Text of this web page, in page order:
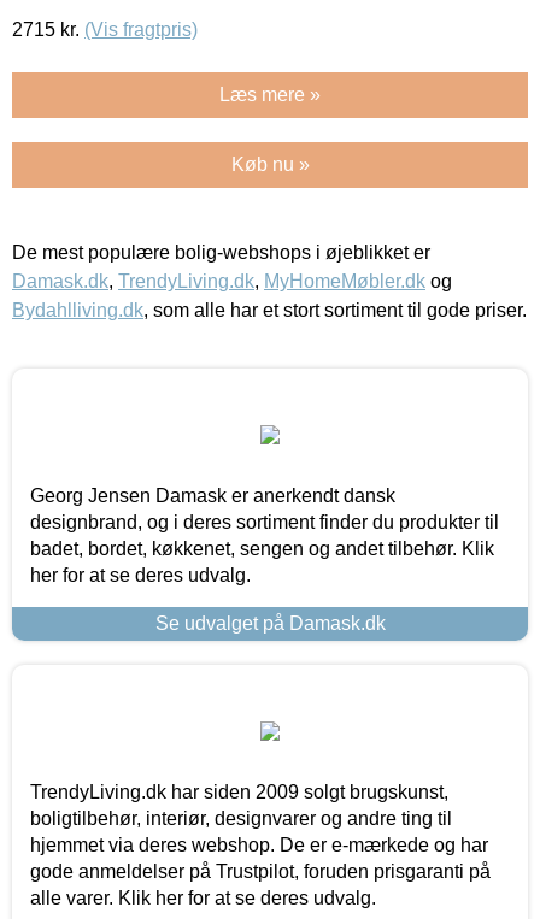
2715 kr. (Vis fragtpris)
Læs mere »
Køb nu »
De mest populære bolig-webshops i øjeblikket er
Damask.dk, TrendyLiving.dk, MyHomeMøbler.dk og
Bydahlliving.dk, som alle har et stort sortiment til gode priser.
Georg Jensen Damask er anerkendt dansk
designbrand, og i deres sortiment finder du produkter til
badet, bordet, køkkenet, sengen og andet tilbehør. Klik
her for at se deres udvalg.
Se udvalget på Damask.dk
TrendyLiving.dk har siden 2009 solgt brugskunst,
boligtilbehør, interiør, designvarer og andre ting til
hjemmet via deres webshop. De er e-mærkede og har
gode anmeldelser på Trustpilot, foruden prisgaranti på
alle varer. Klik her for at se deres udvalg.